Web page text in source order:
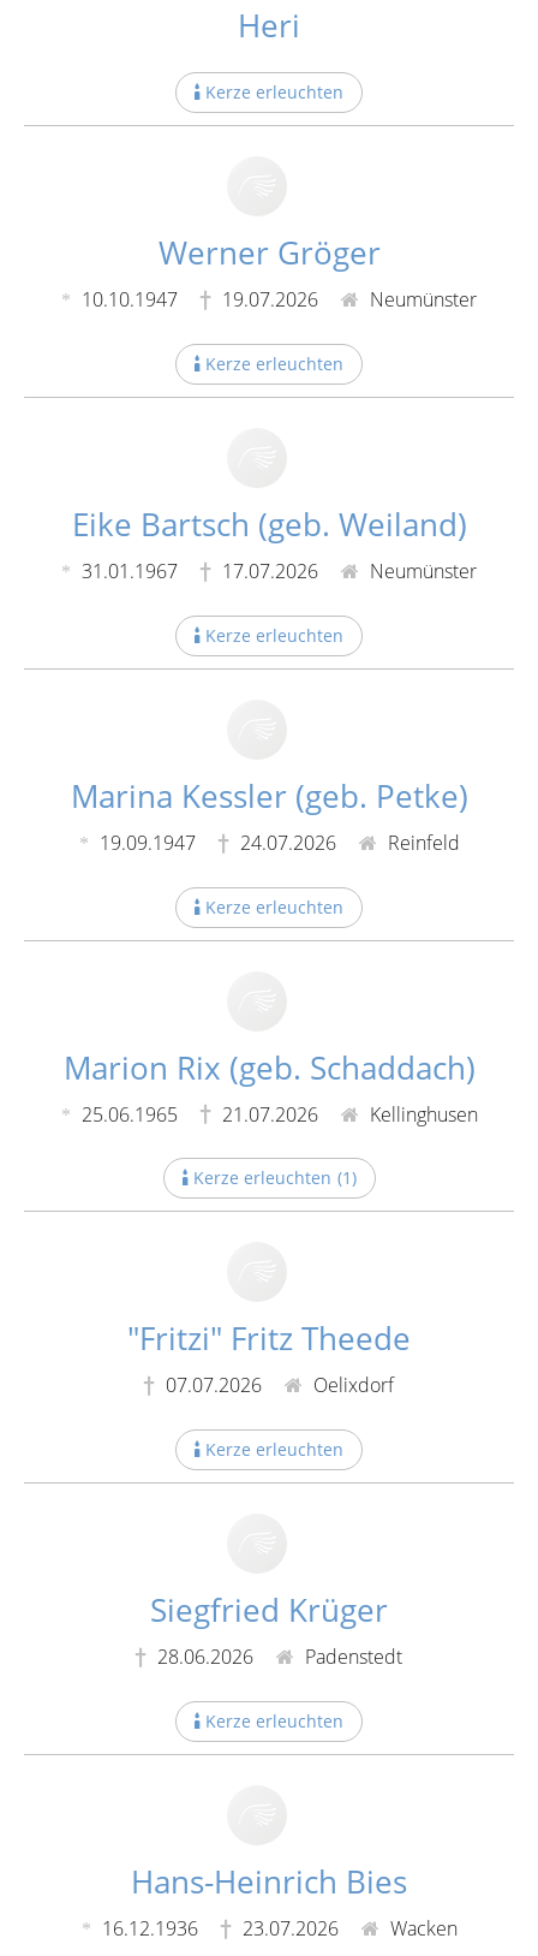
Heri
Kerze erleuchten
Werner Gröger
10.10.1947 19.07.2026 Neumünster
Kerze erleuchten
Eike Bartsch (geb. Weiland)
31.01.1967 17.07.2026 Neumünster
Kerze erleuchten
Marina Kessler (geb. Petke)
19.09.1947 24.07.2026 Reinfeld
Kerze erleuchten
Marion Rix (geb. Schaddach)
25.06.1965 21.07.2026 Kellinghusen
Kerze erleuchten (1)
"Fritzi" Fritz Theede
07.07.2026 Oelixdorf
Kerze erleuchten
Siegfried Krüger
28.06.2026 Padenstedt
Kerze erleuchten
Hans-Heinrich Bies
16.12.1936 23.07.2026 Wacken